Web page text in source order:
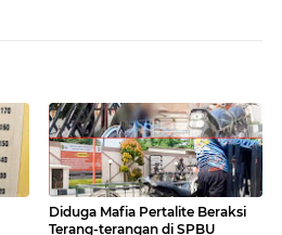
Diduga Mafia Pertalite Beraksi
Terang-terangan di SPBU